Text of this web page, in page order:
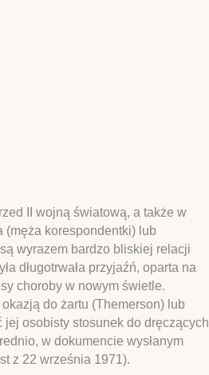
II wojną światową, a także w
(męża korespondentki) lub
wyrazem bardzo bliskiej relacji
długotrwała przyjaźń, oparta na
choroby w nowym świetle.
do żartu (Themerson) lub
osobisty stosunek do dręczących
w dokumencie wysłanym
z 22 września 1971).